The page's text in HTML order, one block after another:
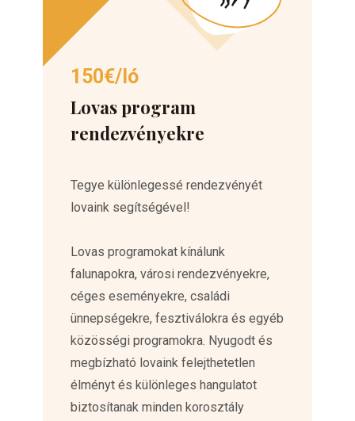
150€/ló
Lovas program
rendezvényekre
Tegye különlegessé rendezvényét
lovaink segítségével!
Lovas programokat kínálunk
falunapokra, városi rendezvényekre,
céges eseményekre, családi
ünnepségekre, fesztiválokra és egyéb
közösségi programokra. Nyugodt és
megbízható lovaink felejthetetlen
élményt és különleges hangulatot
biztosítanak minden korosztály